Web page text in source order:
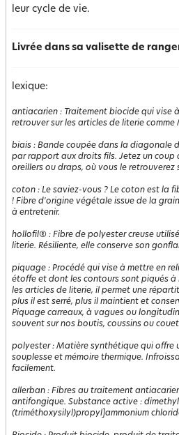
leur cycle de vie.
Livrée dans sa valisette de
lexique:
antiacarien : Traitement biocide qui vise
retrouver sur les articles de literie
biais : Bande coupée dans la diagonale
par rapport aux droits fils. Jetez un coup
oreillers ou draps, où vous le retrouverez
coton : Le saviez-vous ? Le coton est la
! Fibre d'origine végétale issue de la
à entretenir.
hollofil® : Fibre de polyester creuse
literie. Résiliente, elle conserve son
piquage : Procédé qui vise à mettre en
étoffe et dont les contours sont piqués à
les articles de literie, il permet une
plus il est serré, plus il maintient et
Piquage carreaux, à vagues ou
souvent sur nos boutis, coussins ou
polyester: Matière synthétique qui offre
souplesse et mémoire thermique.
facilement.
allerban : Fibres au traitement
antifongique. Substance active :
(triméthoxysilyl)propyl]ammonium